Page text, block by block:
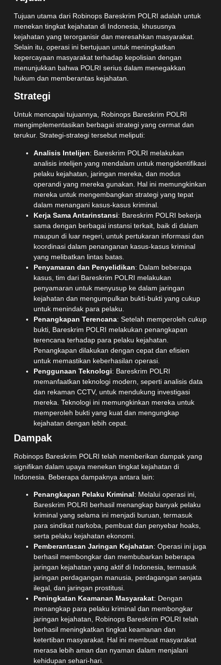
Tujuan utama dari Robinops Bareskrim POLRI adalah untuk
menekan tingkat kejahatan di Indonesia, khususnya
kejahatan yang terorganisir dan meresahkan masyarakat.
Selain itu, operasi ini bertujuan untuk meningkatkan
kepercayaan masyarakat terhadap kepolisian dengan
menunjukkan bahwa POLRI serius dalam menegakkan
hukum dan memberantas kejahatan.
Strategi
Untuk mencapai tujuannya, Robinops Bareskrim POLRI
mengimplementasikan berbagai strategi yang cermat dan
terukur. Strategi-strategi tersebut meliputi:
Analisis Intelijen: Bareskrim POLRI melakukan
analisis intelijen yang mendalam untuk mengidentifikasi
pelaku kejahatan, jaringan mereka, dan modus
operandi yang mereka gunakan. Hal ini memungkinkan
mereka untuk mengembangkan strategi yang tepat
dalam menangani kasus-kasus kriminal.
Kerja Sama Antarinstansi: Bareskrim POLRI bekerja
sama dengan berbagai instansi terkait, baik di dalam
maupun di luar negeri, untuk pertukaran informasi dan
koordinasi dalam penanganan kasus-kasus kriminal
yang melibatkan lintas batas.
Penyamaran dan Penyelidikan: Dalam beberapa
kasus, tim dari Bareskrim POLRI melakukan
penyamaran untuk menyusup ke dalam jaringan
kejahatan dan mengumpulkan bukti-bukti yang cukup
untuk menindak para pelaku.
Penangkapan Terencana: Setelah memperoleh cukup
bukti, Bareskrim POLRI melakukan penangkapan
terencana terhadap para pelaku kejahatan.
Penangkapan dilakukan dengan cepat dan efisien
untuk memastikan keberhasilan operasi.
Penggunaan Teknologi: Bareskrim POLRI
memanfaatkan teknologi modern, seperti analisis data
dan rekaman CCTV, untuk mendukung investigasi
mereka. Teknologi ini memungkinkan mereka untuk
memperoleh bukti yang kuat dan mengungkap
kejahatan dengan lebih cepat.
Dampak
Robinops Bareskrim POLRI telah memberikan dampak yang
signifikan dalam upaya menekan tingkat kejahatan di
Indonesia. Beberapa dampaknya antara lain:
Penangkapan Pelaku Kriminal: Melalui operasi ini,
Bareskrim POLRI berhasil menangkap banyak pelaku
kriminal yang selama ini menjadi buruan, termasuk
para sindikat narkoba, pembuat dan penyebar hoaks,
serta pelaku kejahatan ekonomi.
Pemberantasan Jaringan Kejahatan: Operasi ini juga
berhasil membongkar dan membubarkan beberapa
jaringan kejahatan yang aktif di Indonesia, termasuk
jaringan perdagangan manusia, perdagangan senjata
ilegal, dan jaringan prostitusi.
Peningkatan Keamanan Masyarakat: Dengan
menangkap para pelaku kriminal dan membongkar
jaringan kejahatan, Robinops Bareskrim POLRI telah
berhasil meningkatkan tingkat keamanan dan
ketertiban masyarakat. Hal ini membuat masyarakat
merasa lebih aman dan nyaman dalam menjalani
kehidupan sehari-hari.